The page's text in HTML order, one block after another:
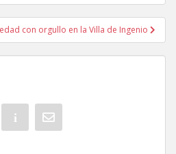
con orgullo en la Villa de Ingenio